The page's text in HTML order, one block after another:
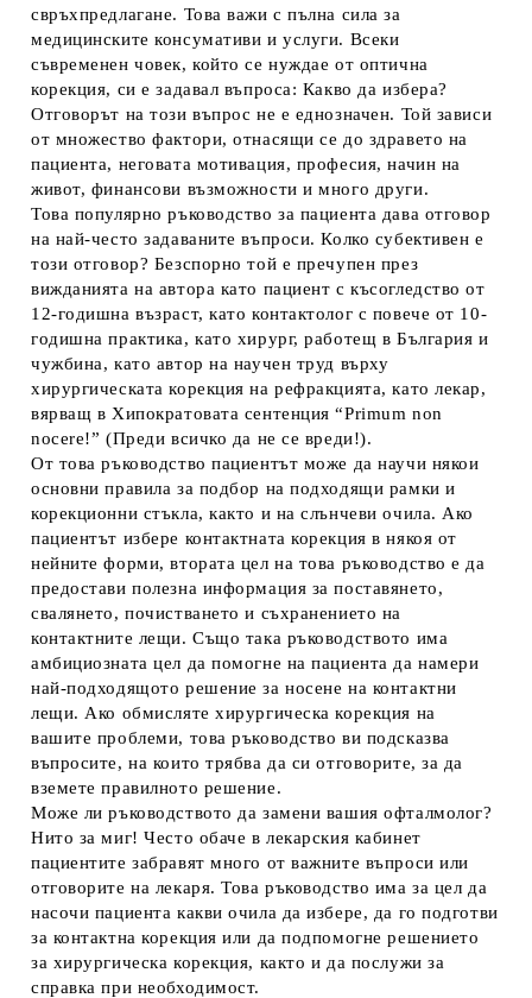
свръхпредлагане. Това важи с пълна сила за
медицинските консумативи и услуги. Всеки
съвременен човек, който се нуждае от оптична
корекция, си е задавал въпроса: Какво да избера?
Отговорът на този въпрос не е еднозначен. Той зависи
от множество фактори, отнасящи се до здравето на
пациента, неговата мотивация, професия, начин на
живот, финансови възможности и много други.
Това популярно ръководство за пациента дава отговор
на най-често задаваните въпроси. Колко субективен е
този отговор? Безспорно той е пречупен през
вижданията на автора като пациент с късогледство от
12-годишна възраст, като контактолог с повече от 10-
годишна практика, като хирург, работещ в България и
чужбина, като автор на научен труд върху
хирургическата корекция на рефракцията, като лекар,
вярващ в Хипократовата сентенция “Primum non
nocere!” (Преди всичко да не се вреди!).
От това ръководство пациентът може да научи някои
основни правила за подбор на подходящи рамки и
корекционни стъкла, както и на слънчеви очила. Ако
пациентът избере контактната корекция в някоя от
нейните форми, втората цел на това ръководство е да
предостави полезна информация за поставянето,
свалянето, почистването и съхранението на
контактните лещи. Също така ръководството има
амбициозната цел да помогне на пациента да намери
най-подходящото решение за носене на контактни
лещи. Ако обмисляте хирургическа корекция на
вашите проблеми, това ръководство ви подсказва
въпросите, на които трябва да си отговорите, за да
вземете правилното решение.
Може ли ръководството да замени вашия офталмолог?
Нито за миг! Често обаче в лекарския кабинет
пациентите забравят много от важните въпроси или
отговорите на лекаря. Това ръководство има за цел да
насочи пациента какви очила да избере, да го подготви
за контактна корекция или да подпомогне решението
за хирургическа корекция, както и да послужи за
справка при необходимост.